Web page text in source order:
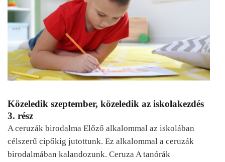
Közeledik szeptember, közeledik az iskolakezdés
3. rész
A ceruzák birodalma Előző alkalommal az iskolában
célszerű cipőkig jutottunk. Ez alkalommal a ceruzák
birodalmában kalandozunk. Ceruza A tanórák